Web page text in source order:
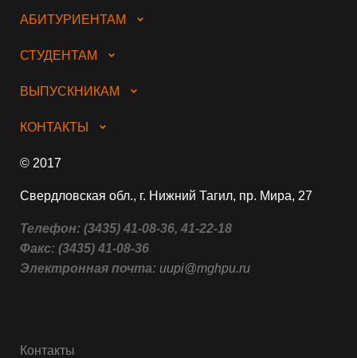
АБИТУРИЕНТАМ
СТУДЕНТАМ
ВЫПУСКНИКАМ
КОНТАКТЫ
© 2017
Свердловская обл., г. Нижний Тагил, пр. Мира, 27
Телефон: (3435) 41-08-36, 41-22-18
Факс: (3435) 41-08-36
Электронная почта: uupi@mghpu.ru
Контакты